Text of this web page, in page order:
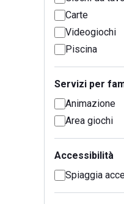
Carte
Videogiochi
Piscina
Servizi per
Animazione
Area giochi
Accessibilità
Spiaggia